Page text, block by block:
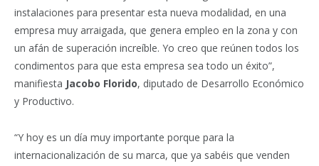
instalaciones para presentar esta nueva modalidad, en una
empresa muy arraigada, que genera empleo en la zona y con
un afán de superación increíble. Yo creo que reúnen todos los
condimentos para que esta empresa sea todo un éxito”,
manifiesta Jacobo Florido, diputado de Desarrollo Económico
y Productivo.
“Y hoy es un día muy importante porque para la
internacionalización de su marca, que ya sabéis que venden